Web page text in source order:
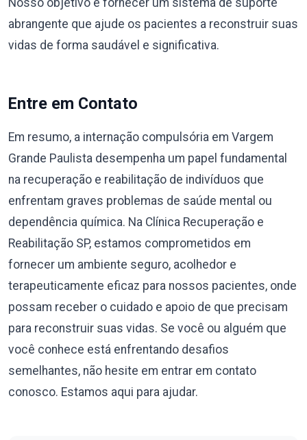
abrangente que ajude os pacientes a reconstruir suas
vidas de forma saudável e significativa.
Entre em Contato
Em resumo, a internação compulsória em Vargem
Grande Paulista desempenha um papel fundamental
na recuperação e reabilitação de indivíduos que
enfrentam graves problemas de saúde mental ou
dependência química. Na Clínica Recuperação e
Reabilitação SP, estamos comprometidos em
fornecer um ambiente seguro, acolhedor e
terapeuticamente eficaz para nossos pacientes, onde
possam receber o cuidado e apoio de que precisam
para reconstruir suas vidas. Se você ou alguém que
você conhece está enfrentando desafios
semelhantes, não hesite em entrar em contato
conosco. Estamos aqui para ajudar.